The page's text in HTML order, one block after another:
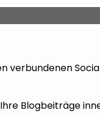
verbundenen
Blogbeiträge